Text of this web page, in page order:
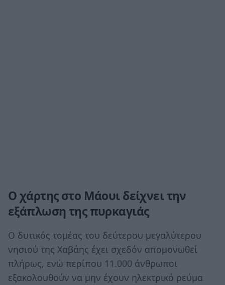
Ο χάρτης στο Μάουι δείχνει την
εξάπλωση της πυρκαγιάς
Ο δυτικός τομέας του δεύτερου μεγαλύτερου
νησιού της Χαβάης έχει σχεδόν απομονωθεί
πλήρως, ενώ περίπου 11.000 άνθρωποι
εξακολουθούν να μην έχουν ηλεκτρικό ρεύμα